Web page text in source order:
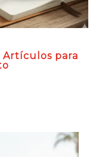
Artículos para